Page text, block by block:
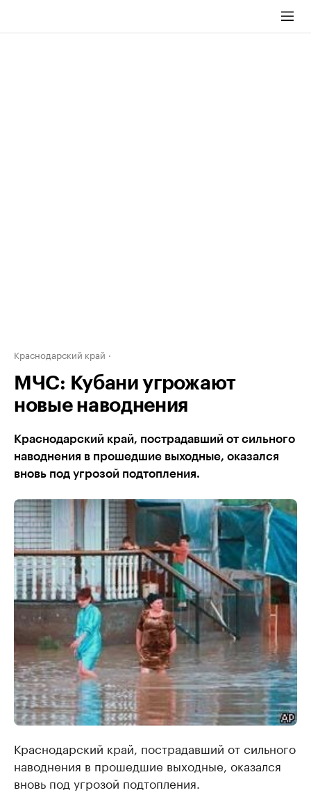
Краснодарский край
МЧС: Кубани угрожают
новые наводнения
Краснодарский край, пострадавший от сильного
наводнения в прошедшие выходные, оказался
вновь под угрозой подтопления.
Краснодарский край, пострадавший от сильного
наводнения в прошедшие выходные, оказался
вновь под угрозой подтопления.